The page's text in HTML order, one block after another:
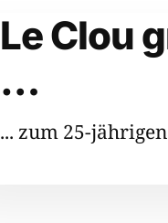
Le Clou
…
... zum 25-